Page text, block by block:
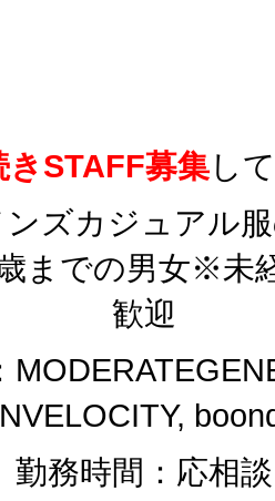
きSTAFF募集し
ズカジュアル
までの男女※未
歓迎
勤務時間：応相談